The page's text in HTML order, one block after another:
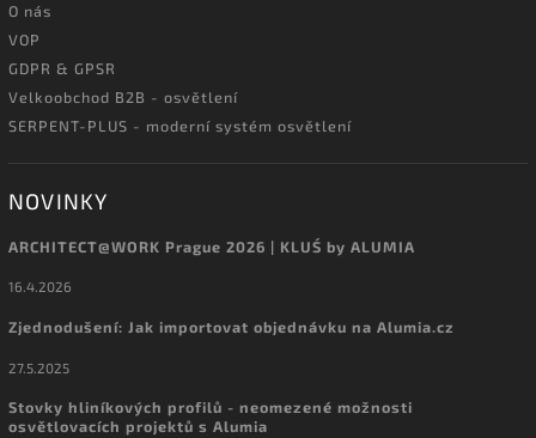
O nás
VOP
GDPR & GPSR
Velkoobchod B2B - osvětlení
SERPENT-PLUS - moderní systém osvětlení
NOVINKY
ARCHITECT@WORK Prague 2026 | KLUŚ by ALUMIA
16.4.2026
Zjednodušení: Jak importovat objednávku na Alumia.cz
27.5.2025
Stovky hliníkových profilů - neomezené možnosti
osvětlovacích projektů s Alumia